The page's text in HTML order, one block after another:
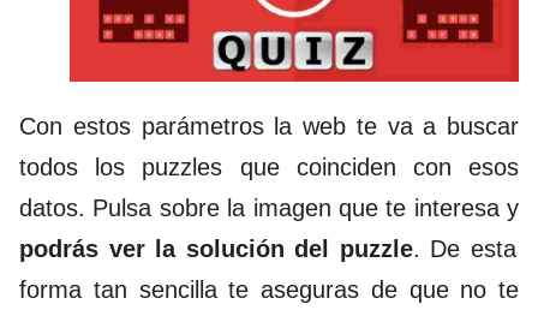
Con estos parámetros la web te va a buscar
todos los puzzles que coinciden con esos
datos. Pulsa sobre la imagen que te interesa y
podrás ver la solución del puzzle. De esta
forma tan sencilla te aseguras de que no te